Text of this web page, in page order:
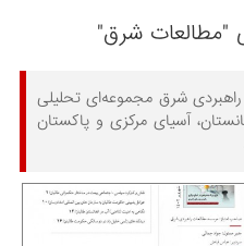
شرق مجموعه‌ای تحلیلی
آسیای مرکزی و پاکستان